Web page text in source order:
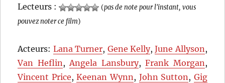
Lecteurs : (pas de note pour l'instant, vous
pouvez noter ce film)
Acteurs: Lana Turner, Gene Kelly,June Allyson,
Van Heflin,Angela Lansbury,Frank Morgan,
Vincent Price,Keenan Wynn, John Sutton, Gig